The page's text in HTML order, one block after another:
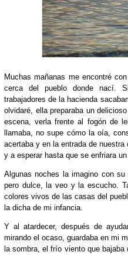
Muchas mañanas me encontré
cerca del pueblo donde nací.
trabajadores de la hacienda
olvidaré, ella preparaba un
escena, verla frente al fogón de
llamaba, no supe cómo la oía,
acertaba y en la entrada de
y a esperar hasta que se enfriara
Algunas noches la imagino con
pero dulce, la veo y la escucho.
colores vivos de las casas del
la dicha de mi infancia.
Y al atardecer, después de
mirando el ocaso, guardaba en mi
la sombra, el frío viento que